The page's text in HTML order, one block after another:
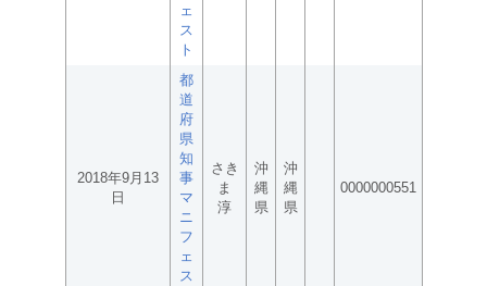
ェ
ス
ト
2018年9月13
日
都
道
府
県
知
事
マ
ニ
フ
ェ
ス
さき
ま
淳
沖
縄
県
沖
縄
県
0000000551